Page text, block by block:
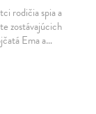
rodičia spia a
zostávajúcich
Ema a…